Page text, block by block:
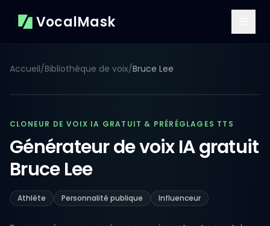
VocalMask
Accueil/Bibliothèque de voix/Bruce Lee
CLONEUR DE VOIX IA GRATUIT & PRÉRÉGLAGES TTS
Générateur de voix IA gratuit
Bruce Lee
Athlète Personnalité publique Influenceur